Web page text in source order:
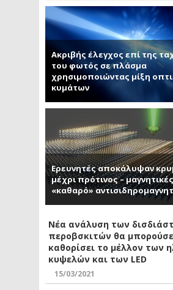
Ακριβής έλεγχος επί της
του φωτός σε πλάσμα
χρησιμοποιώντας μίξη
κυμάτων
Ερευνητές αποκάλυψαν
μέχρι πρότινος –
«καθαρό»
Νέα ανάλυση των
περοβσκιτών θα
καθορίσει το μέλλον των
κυψελών και των LED
15/03/2021